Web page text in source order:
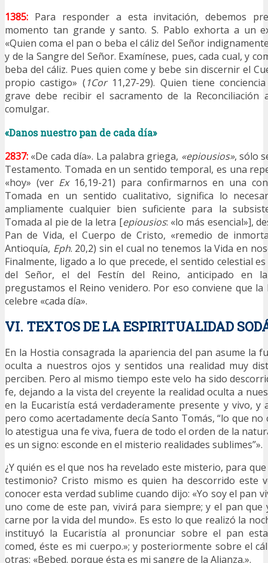
1385: Para responder a esta invitación, debemos
momento tan grande y santo. S. Pablo exhorta a un
«Quien coma el pan o beba el cáliz del Señor
y de la Sangre del Señor. Examínese, pues, cada cual, y
beba del cáliz. Pues quien come y bebe sin discernir el
propio castigo» ( 1Cor11,27-29). Quien tiene
grave debe recibir el sacramento de la Reconciliación
comulgar.
«Danos nuestro pan de cada día»
2837: «De cada día». La palabra griega, «epiousios», sólo
Testamento. Tomada en un sentido temporal, es una
«hoy» (ver Ex16,19-21) para confirmarnos en una
Tomada en un sentido cualitativo, significa lo
ampliamente cualquier bien suficiente para la
Tomada al pie de la letra [epiousios: «lo más esencial»],
Pan de Vida, el Cuerpo de Cristo, «remedio de
Antioquía, Eph. 20,2) sin el cual no tenemos la Vida en
Finalmente, ligado a lo que precede, el sentido celestial
del Señor, el del Festín del Reino, anticipado en
pregustamos el Reino venidero. Por eso conviene que
celebre «cada día».
VI. TEXTOS DE LA ESPIRITUALIDAD
En la Hostia consagrada la apariencia del pan asume la
oculta a nuestros ojos y sentidos una realidad muy
perciben. Pero al mismo tiempo este velo ha sido
fe, dejando a la vista del creyente la realidad oculta a
en la Eucaristía está verdaderamente presente y vivo, y
pero como acertadamente decía Santo Tomás, “lo que no
lo atestigua una fe viva, fuera de todo el orden de la
es un signo: esconde en el misterio realidades sublimes”».
¿Y quién es el que nos ha revelado este misterio, para
testimonio? Cristo mismo es quien ha descorrido este
conocer esta verdad sublime cuando dijo: «Yo soy el pan
uno come de este pan, vivirá para siempre; y el pan que
carne por la vida del mundo». Es esto lo que realizó la
instituyó la Eucaristía al pronunciar sobre el pan
comed, éste es mi cuerpo.»; y posteriormente sobre el
otras: «Bebed. porque ésta es mi sangre de la Alianza.».